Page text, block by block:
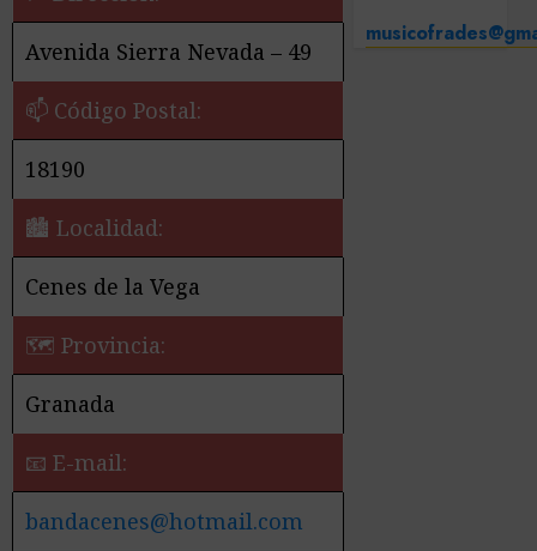
Avenida Sierra Nevada – 49
📫 Código Postal:
18190
🏙️ Localidad:
Cenes de la Vega
🗺 Provincia:
Granada
📧 E-mail:
bandacenes@hotmail.com